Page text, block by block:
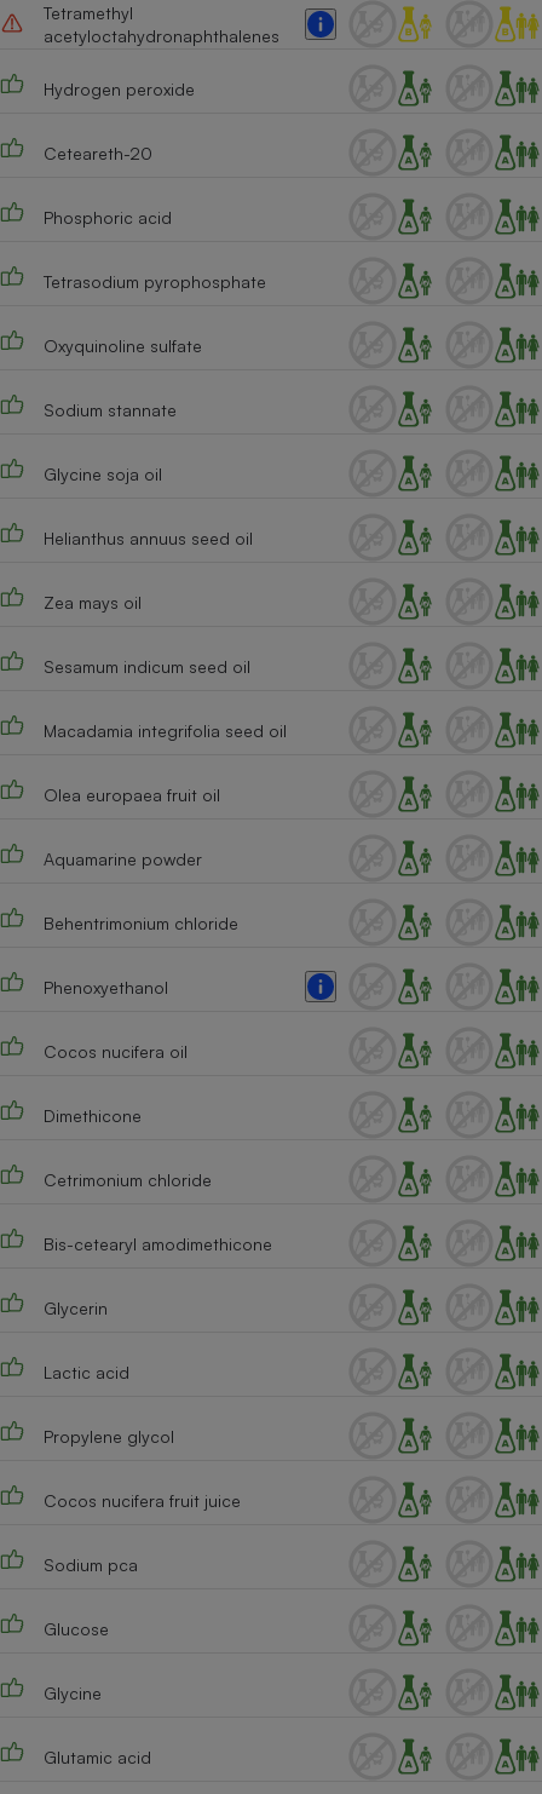
Tetramethyl
acetyloctahydronaphthalenes
Hydrogen peroxide
Ceteareth-20
Phosphoric acid
Tetrasodium pyrophosphate
Oxyquinoline sulfate
Sodium stannate
Glycine soja oil
Helianthus annuus seed oil
Zea mays oil
Sesamum indicum seed oil
Macadamia integrifolia seed oil
Olea europaea fruit oil
Aquamarine powder
Behentrimonium chloride
Phenoxyethanol
Cocos nucifera oil
Dimethicone
Cetrimonium chloride
Bis-cetearyl amodimethicone
Glycerin
Lactic acid
Propylene glycol
Cocos nucifera fruit juice
Sodium pca
Glucose
Glycine
Glutamic acid